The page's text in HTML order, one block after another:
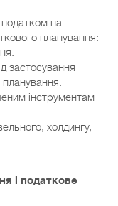
податком на
планування:
застосування
планування.
інструментам
холдингу,
і податкове